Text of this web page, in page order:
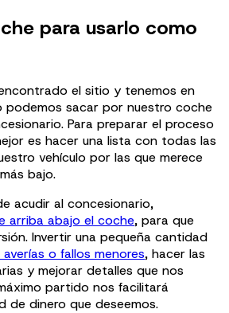
para usarlo como
el sitio y tenemos en
podemos sacar por nuestro coche
Para preparar el proceso
es hacer una lista con todas las
vehículo por las que merece
bajo.
acudir al concesionario,
arriba abajo el coche, para que
Invertir una pequeña cantidad
o fallos menores, hacer las
y mejorar detalles que nos
partido nos facilitará
de dinero que deseemos.